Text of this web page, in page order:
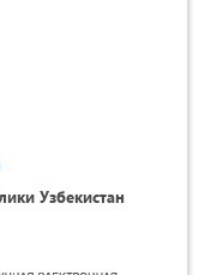
Узбекистан